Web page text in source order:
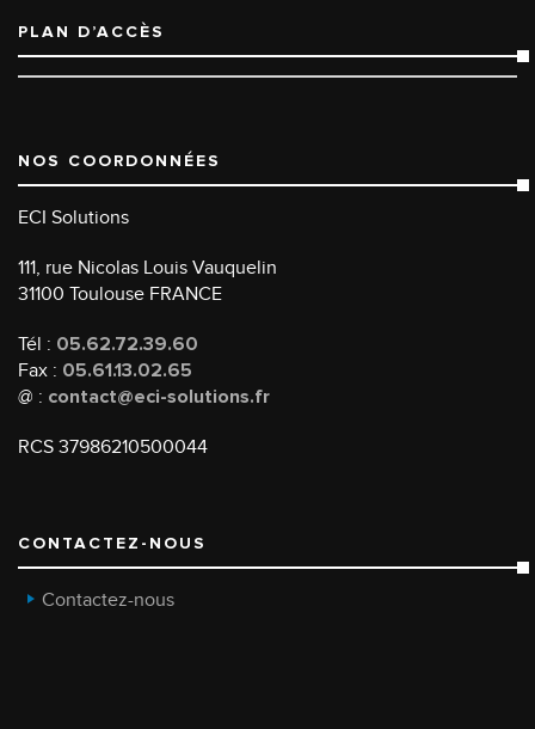
PLAN D’ACCÈS
NOS COORDONNÉES
ECI Solutions
111, rue Nicolas Louis Vauquelin
31100 Toulouse FRANCE
Tél : 05.62.72.39.60
Fax : 05.61.13.02.65
@ : contact@eci-solutions.fr
RCS 37986210500044
CONTACTEZ-NOUS
Contactez-nous